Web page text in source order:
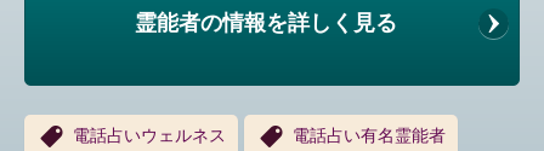
霊能者の情報を詳しく見る
電話占いウェルネス 電話占い有名霊能者